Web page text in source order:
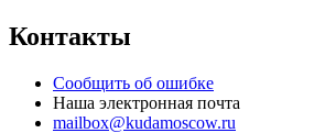
Контакты
Сообщить об ошибке
Наша электронная почта
mailbox@kudamoscow.ru